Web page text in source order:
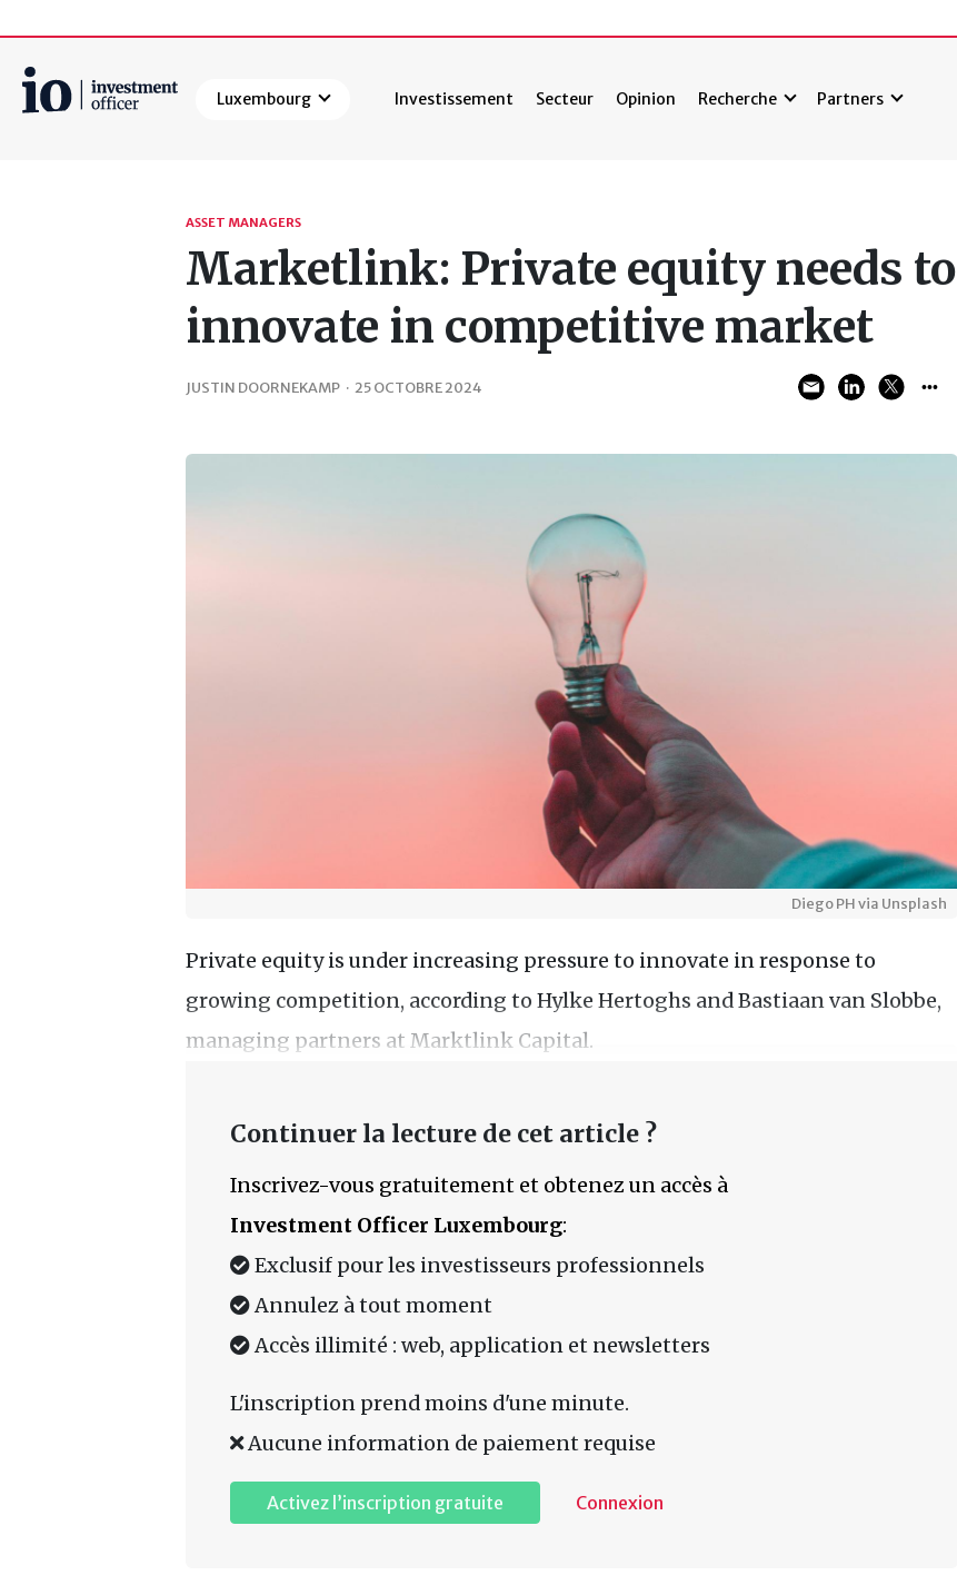
Luxembourg Investissement Secteur Opinion Recherche Partners
ASSET MANAGERS
Marketlink: Private equity needs to
innovate in competitive market
JUSTIN DOORNEKAMP · 25 OCTOBRE 2024
Diego PH via Unsplash
Private equity is under increasing pressure to innovate in response to
growing competition, according to Hylke Hertoghs and Bastiaan van Slobbe,
managing partners at Marktlink Capital.
Continuer la lecture de cet article ?
Inscrivez-vous gratuitement et obtenez un accès à
Investment Officer Luxembourg:
Exclusif pour les investisseurs professionnels
Annulez à tout moment
Accès illimité : web, application et newsletters
L'inscription prend moins d'une minute.
Aucune information de paiement requise
Activez l’inscription gratuite Connexion